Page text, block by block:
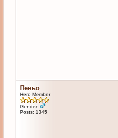
Пеньо
Hero Member
Gender:
Posts: 1345